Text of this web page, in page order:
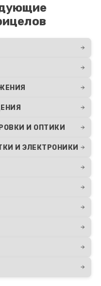
усилителя
И ОПТИКИ
И ЭЛЕКТРОНИКИ